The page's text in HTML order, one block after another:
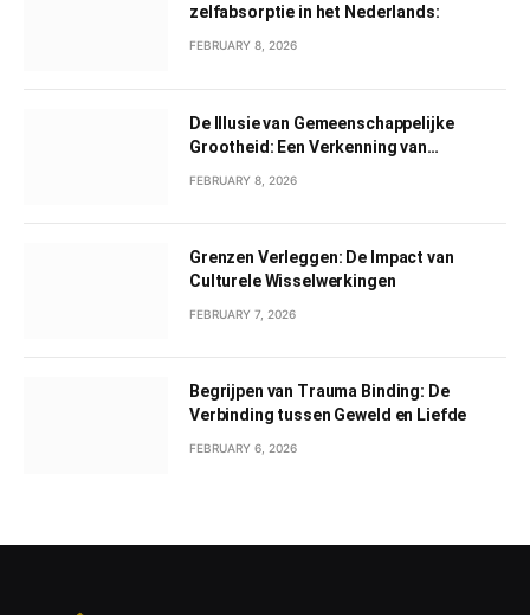
zelfabsorptie in het Nederlands:
FEBRUARY 8, 2026
De Illusie van Gemeenschappelijke
Grootheid: Een Verkenning van
FEBRUARY 8, 2026
Grenzen Verleggen: De Impact van
Culturele Wisselwerkingen
FEBRUARY 7, 2026
Begrijpen van Trauma Binding: De
Verbinding tussen Geweld en Liefde
FEBRUARY 6, 2026